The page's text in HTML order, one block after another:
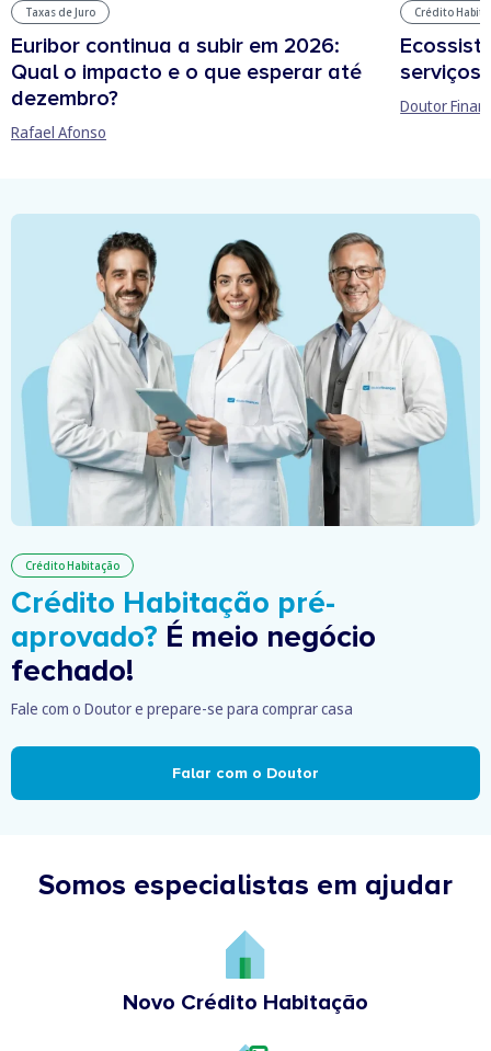
Taxas de Juro
Euribor continua a subir em 2026:
Qual o impacto e o que esperar até
dezembro?
Rafael Afonso
Crédito
serviços
Doutor
Crédito Habitação
Crédito Habitação pré-
aprovado? É meio negócio
fechado!
Fale com o Doutor e prepare-se para comprar casa
Falar com o Doutor
Somos especialistas em ajudar
Novo Crédito Habitação